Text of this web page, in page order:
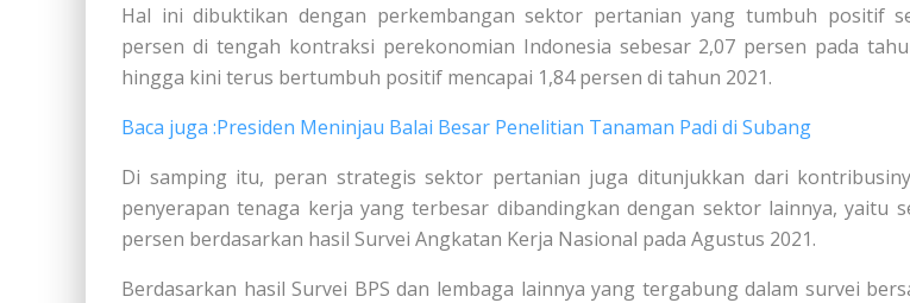
Hal ini dibuktikan dengan perkembangan sektor pertanian yang tumbuh positif
persen di tengah kontraksi perekonomian Indonesia sebesar 2,07 persen pada
hingga kini terus bertumbuh positif mencapai 1,84 persen di tahun 2021.
Baca juga :Presiden Meninjau Balai Besar Penelitian Tanaman Padi di Subang
Di samping itu, peran strategis sektor pertanian juga ditunjukkan dari
penyerapan tenaga kerja yang terbesar dibandingkan dengan sektor lainnya, yaitu
persen berdasarkan hasil Survei Angkatan Kerja Nasional pada Agustus 2021.
Berdasarkan hasil Survei BPS dan lembaga lainnya yang tergabung dalam survei